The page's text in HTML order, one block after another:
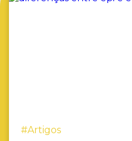
#Artigos